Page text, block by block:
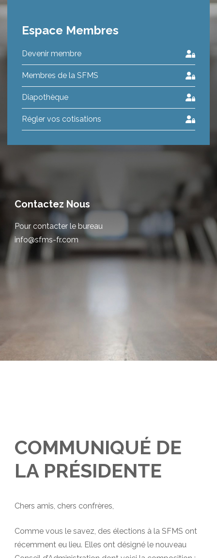
Espace Membres
Devenir membre
Membres de la SFMS
Diapothèque
Régler vos cotisations
Contactez Nous
Pour contacter le bureau
info@sfms-fr.com
COMMUNIQUÉ DE
LA PRÉSIDENTE
Chers amis, chers confrères,
Comme vous le savez, des élections à la SFMS ont
récemment eu lieu. Elles ont désigné le nouveau